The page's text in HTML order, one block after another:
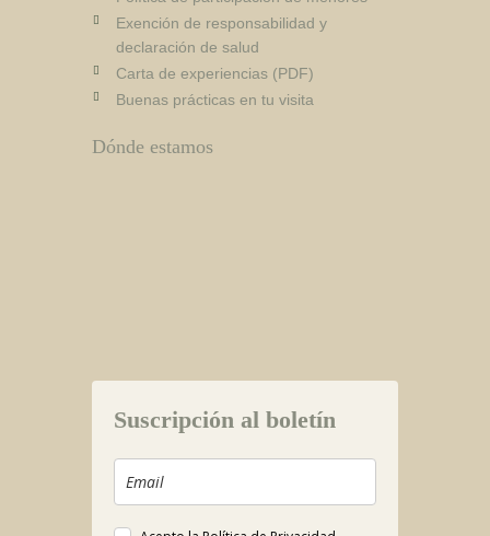
Exención de responsabilidad y
declaración de salud
Carta de experiencias (PDF)
Buenas prácticas en tu visita
Dónde estamos
Suscripción al boletín